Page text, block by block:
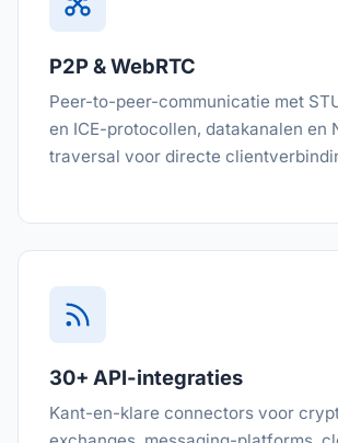
P2P & WebRTC
Peer-to-peer-communicatie met
en ICE-protocollen, datakanalen en
traversal voor directe
30+ API-integraties
Kant-en-klare connectors voor